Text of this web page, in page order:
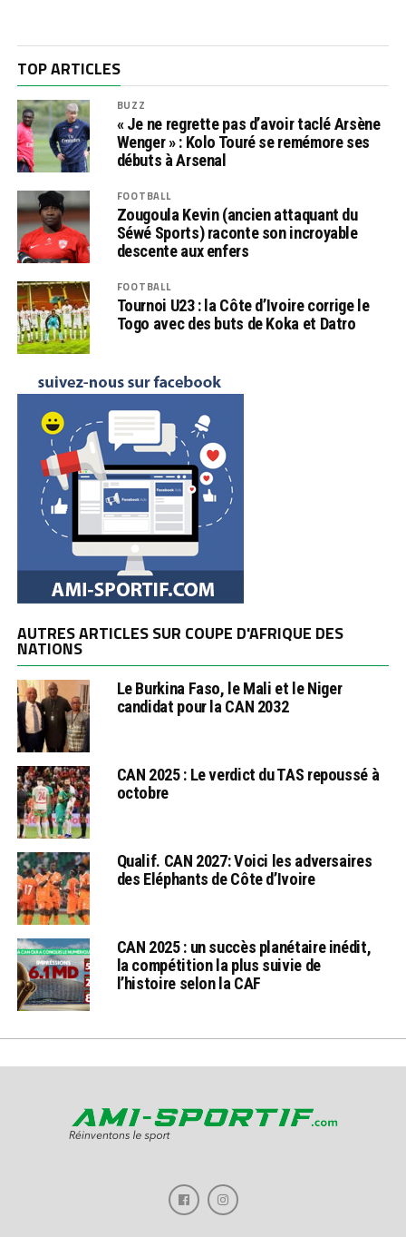
TOP ARTICLES
BUZZ
« Je ne regrette pas d’avoir taclé Arsène
Wenger » : Kolo Touré se remémore ses
débuts à Arsenal
FOOTBALL
Zougoula Kevin (ancien attaquant du
Séwé Sports) raconte son incroyable
descente aux enfers
FOOTBALL
Tournoi U23 : la Côte d’Ivoire corrige le
Togo avec des buts de Koka et Datro
AUTRES ARTICLES SUR COUPE D'AFRIQUE DES
NATIONS
Le Burkina Faso, le Mali et le Niger
candidat pour la CAN 2032
CAN 2025 : Le verdict du TAS repoussé à
octobre
Qualif. CAN 2027: Voici les adversaires
des Eléphants de Côte d’Ivoire
CAN 2025 : un succès planétaire inédit,
la compétition la plus suivie de
l’histoire selon la CAF